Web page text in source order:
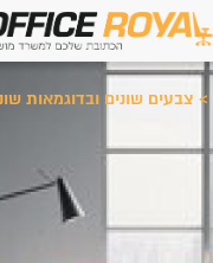
> צבעים שונים ובדוגמאות